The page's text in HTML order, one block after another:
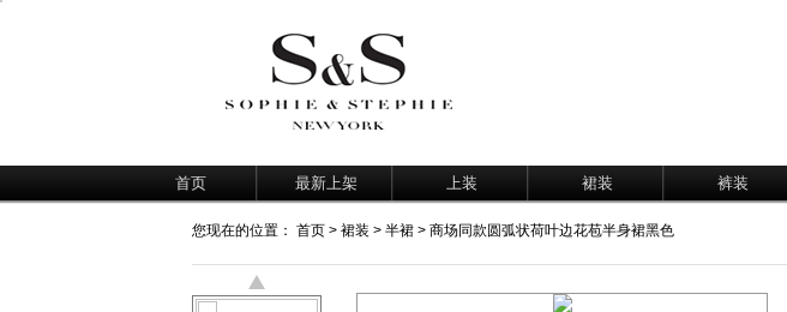
首页 最新上架 上装 裙装 裤装
您现在的位置： 首页 > 裙装 > 半裙 > 商场同款圆弧状荷叶边花苞半身裙黑色